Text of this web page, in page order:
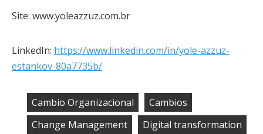
Site: www.yoleazzuz.com.br
LinkedIn: https://www.linkedin.com/in/yole-azzuz-
estankov-80a7735b/
Cambio Organizacional
Cambios
,
Change Management
Digital transformation